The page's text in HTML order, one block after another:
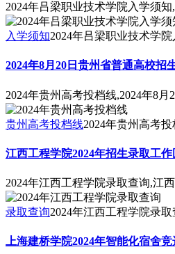
2024年吕梁职业技术学院入学须
入学须知2024年吕梁职业技术学
2024年8月20日贵州省普通高校招
2024年贵州高考投档线,2024年8
贵州高考投档线2024年贵州高考
江西工程学院2024年招生录取工
2024年江西工程学院录取查询,江
录取查询2024年江西工程学院录取
上海建桥学院2024年智能化宿舍